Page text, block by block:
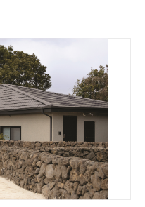
를 돌아보는 시간은 많지 않다.